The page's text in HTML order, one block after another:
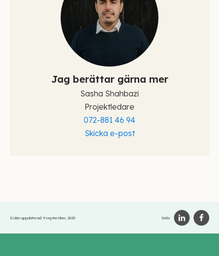
Jag berättar gärna mer
Sasha Shahbazi
Projektledare
072-881 46 94
Skicka e-post
Sidan uppdaterad: 9 september, 2025 Dela: